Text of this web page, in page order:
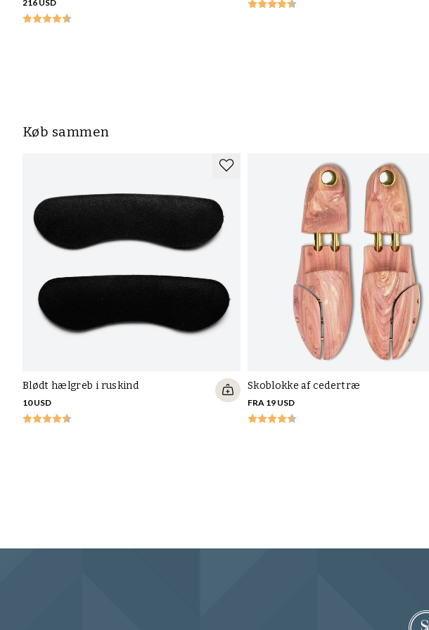
216 USD
Køb sammen
Blødt hælgreb i ruskind
10 USD
Skoblokke af cedertræ
FRA 19 USD